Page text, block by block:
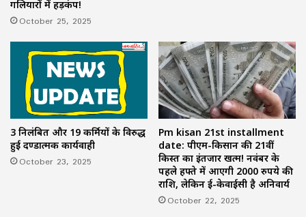
गलियारों में हड़कंप!
October 25, 2025
3 निलंबित और 19 कर्मियों के विरुद्ध
हुई दण्डात्मक कार्यवाही
October 23, 2025
Pm kisan 21st installment
date: पीएम-किसान की 21वीं
किस्त का इंतजार खत्म! नवंबर के
पहले हफ्ते में आएगी 2000 रुपये की
राशि, लेकिन ई-केवाईसी है अनिवार्य
October 22, 2025